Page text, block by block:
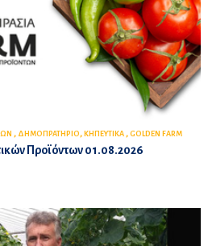
, ΔΗΜΟΠΡΑΤΗΡΙΟ, ΚΗΠΕΥΤΙΚΑ , GOLDEN FARM
Προϊόντων 01.08.2026